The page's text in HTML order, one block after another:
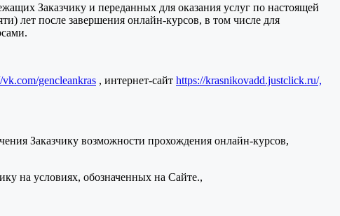
Заказчику и переданных для оказания услуг по настоящей
лет после завершения онлайн-курсов, в том числе для
vk.com/gencleankras , интернет-сайт https://krasnikovadd.justclick.ru/,
Заказчику возможности прохождения онлайн-курсов,
на условиях, обозначенных на Сайте.,